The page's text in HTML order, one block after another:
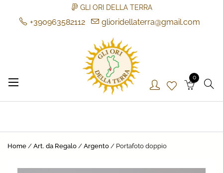
GLI ORI DELLA TERRA
+390963582112
glioridellaterra@gmail.com
Gli Ori della Terra
Gli Ori della Terra
0
Home / Art. da Regalo / Argento / Portafoto doppio